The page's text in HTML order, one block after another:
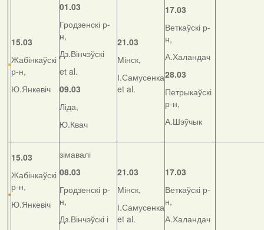
15.03
Жабінкаўскі
р-н,
Ю.Янкевіч
01.03
Гродзенскі р-
н,
Дз.Вінчэўскі
et al.
09.03
Ліда,
Ю.Квач
21.03
Мінск,
І.Самусенка
et al.
17.03
Веткаўскі р-
н,
А.Халандач
28.03
Петрыкаўскі
р-н,
А.Шэўчык
15.03
Жабінкаўскі
р-н,
Ю.Янкевіч
зімавалі
08.03
Гродзенскі р-
н,
Дз.Вінчэўскі і
21.03
Мінск,
І.Самусенка
et al.
17.03
Веткаўскі р-
н,
А.Халандач